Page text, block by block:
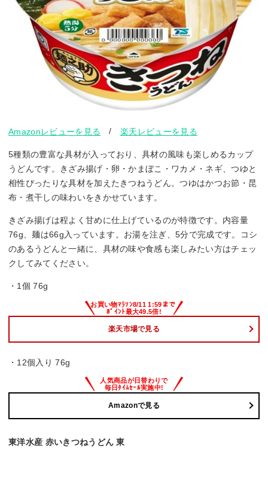
Amazonレビューを見る /楽天レビューを見る
5種類の豊富な具材が入っており、具材の風味も楽しめるカップ
うどんです。きざみ揚げ・卵・かまぼこ・ワカメ・ネギ、つゆと
相性ぴったりな具材を加えたきつねうどん。つゆはかつお節・昆
布・煮干しの味わいをきかせています。
きざみ揚げは程よく甘めに仕上げているのが特徴です。内容量
76g、麺は66g入っています。お湯を注ぎ、5分で完成です。コシ
のあるうどんと一緒に、具材の味や食感も楽しみたい方はチェッ
クしてみてください。
・1個 76g
楽天市場で見る
・12個入り 76g
Amazonで見る
東洋水産 赤いきつねうどん 東